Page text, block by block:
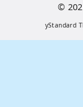
©
yStandard